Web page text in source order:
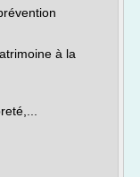
à la